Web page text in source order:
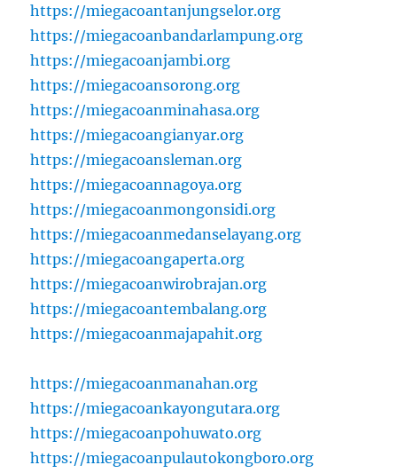
https://miegacoantanjungselor.org
https://miegacoanbandarlampung.org
https://miegacoanjambi.org
https://miegacoansorong.org
https://miegacoanminahasa.org
https://miegacoangianyar.org
https://miegacoansleman.org
https://miegacoannagoya.org
https://miegacoanmongonsidi.org
https://miegacoanmedanselayang.org
https://miegacoangaperta.org
https://miegacoanwirobrajan.org
https://miegacoantembalang.org
https://miegacoanmajapahit.org
https://miegacoanmanahan.org
https://miegacoankayongutara.org
https://miegacoanpohuwato.org
https://miegacoanpulautokongboro.org